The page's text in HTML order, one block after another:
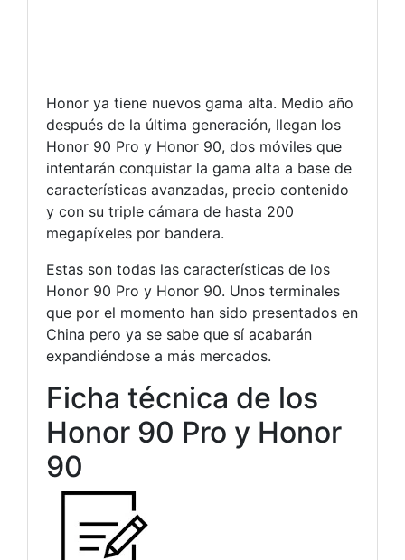
Honor ya tiene nuevos gama alta. Medio año
después de la última generación, llegan los
Honor 90 Pro y Honor 90, dos móviles que
intentarán conquistar la gama alta a base de
características avanzadas, precio contenido
y con su triple cámara de hasta 200
megapíxeles por bandera.
Estas son todas las características de los
Honor 90 Pro y Honor 90. Unos terminales
que por el momento han sido presentados en
China pero ya se sabe que sí acabarán
expandiéndose a más mercados.
Ficha técnica de los
Honor 90 Pro y Honor
90